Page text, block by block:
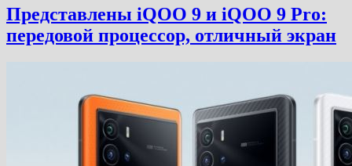
Представлены iQOO 9 и iQOO 9 Pro:
передовой процессор, отличный экран